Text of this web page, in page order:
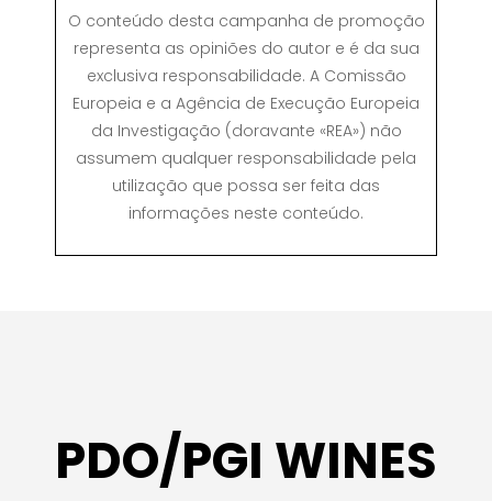
O conteúdo desta campanha de promoção
representa as opiniões do autor e é da sua
exclusiva responsabilidade. A Comissão
Europeia e a Agência de Execução Europeia
da Investigação (doravante «REA») não
assumem qualquer responsabilidade pela
utilização que possa ser feita das
informações neste conteúdo.
PDO/PGI WINES